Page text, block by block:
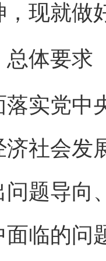
，现就做
体要求
党中央
济社会发
问题导向
面临的问